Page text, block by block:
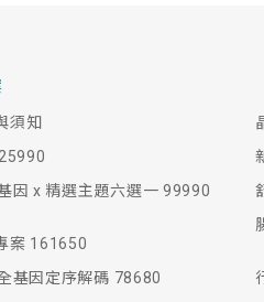
須知
因 x 精選主題六選一 99990
案 161650
基因定序解碼 78680